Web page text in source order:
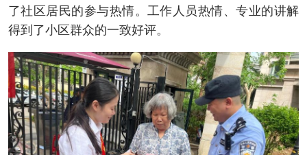
了社区居民的参与热情。工作人员热情、专业的讲解
得到了小区群众的一致好评。